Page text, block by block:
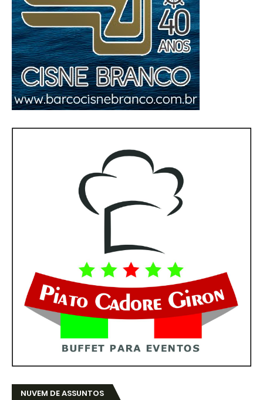
NUVEM DE ASSUNTOS